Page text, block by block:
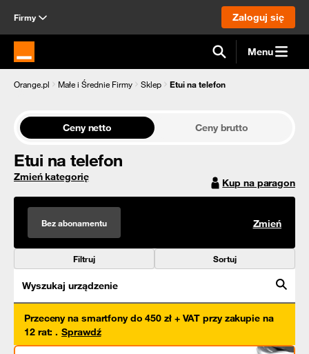
Firmy Zaloguj się
Strona główna Orange.pl Menu
Orange.pl Małe i Średnie Firmy Sklep Etui na telefon
Ceny netto Ceny brutto
Etui na telefon
Zmień kategorię Kup na paragon
Bez abonamentu Zmień
Filtruj Sortuj
Wyszukaj urządzenie
Przeceny na smartfony do 450 zł + VAT przy zakupie na
12 rat: . Sprawdź